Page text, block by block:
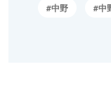
中野 中